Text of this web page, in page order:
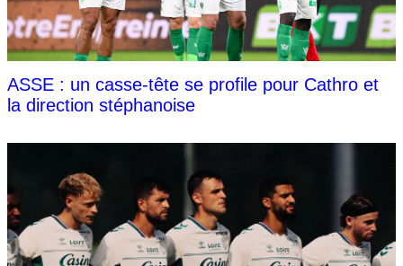
ASSE : un casse-tête se profile pour Cathro et
la direction stéphanoise